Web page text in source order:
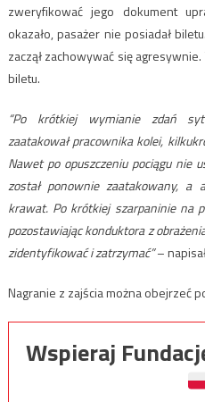
zweryfikować jego dokument
okazało, pasażer nie posiadał
zaczął zachowywać się
biletu.
“Po krótkiej wymianie zdań
zaatakował pracownika kolei,
Nawet po opuszczeniu pociągu nie
został ponownie zaatakowany,
krawat. Po krótkiej szarpaninie na
pozostawiając konduktora z
zidentyfikować i zatrzymać”–
Nagranie z zajścia można obejrzeć
Wspieraj